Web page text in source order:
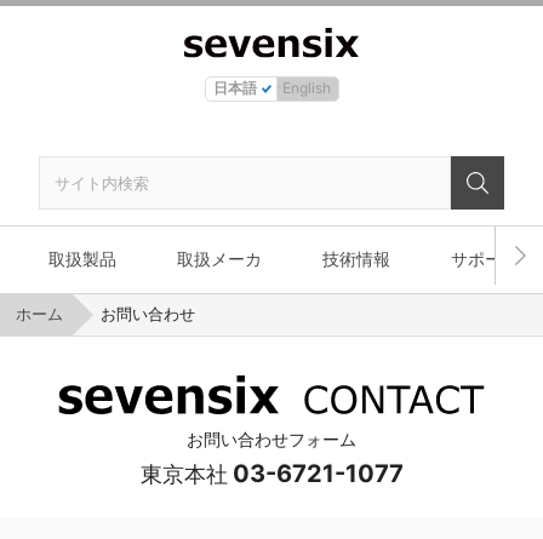
日本語 English
取扱製品 取扱メーカ 技術情報 サポート
ホーム お問い合わせ
お問い合わせフォーム
東京本社 03-6721-1077